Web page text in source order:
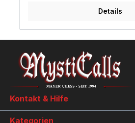
Details
Kontakt & Hilfe
Kategorien